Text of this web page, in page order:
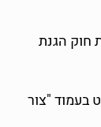
חוק הגנת
בעמוד "צור